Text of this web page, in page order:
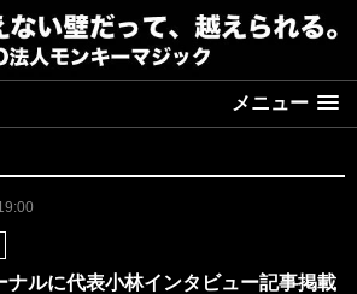
メニュー
ナルに代表小林インタビュー記事掲載